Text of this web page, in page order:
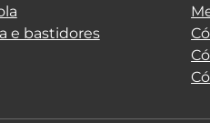
e bastidores